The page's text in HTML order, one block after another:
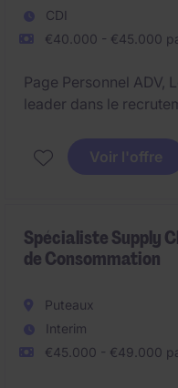
CDI
€40.000 - €45.000
Page Personnel ADV,
leader dans le
clients dans le
avec notre réseau
Voir l'offre
Spécialiste Supply
de Consommation
Puteaux
Interim
€45.000 - €49.000